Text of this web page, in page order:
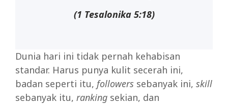
(1 Tesalonika 5:18)
Dunia hari ini tidak pernah kehabisan
standar. Harus punya kulit secerah ini,
badan seperti itu, followers sebanyak ini, skill
sebanyak itu, ranking sekian, dan